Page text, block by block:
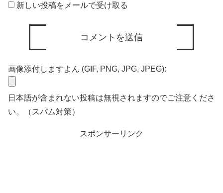
新しい投稿をメールで受け取る
画像添付しますよん (GIF, PNG, JPG, JPEG):
日本語が含まれない投稿は無視されますのでご注意くださ
い。（スパム対策）
スポンサーリンク